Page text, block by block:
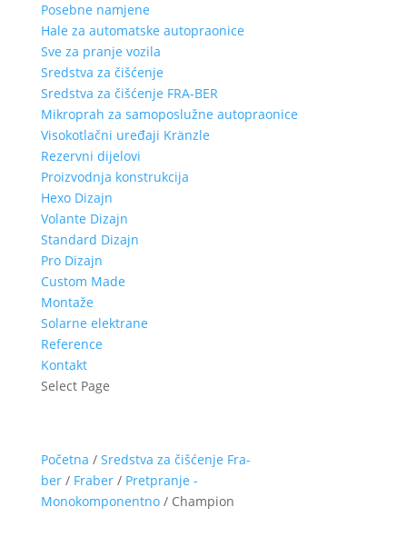
Posebne namjene
Hale za automatske autopraonice
Sve za pranje vozila
Sredstva za čišćenje
Sredstva za čišćenje FRA-BER
Mikroprah za samoposlužne autopraonice
Visokotlačni uređaji Kränzle
Rezervni dijelovi
Proizvodnja konstrukcija
Hexo Dizajn
Volante Dizajn
Standard Dizajn
Pro Dizajn
Custom Made
Montaže
Solarne elektrane
Reference
Kontakt
Select Page
Početna / Sredstva za čišćenje Fra-
ber/ Fraber/ Pretpranje -
Monokomponentno/ Champion